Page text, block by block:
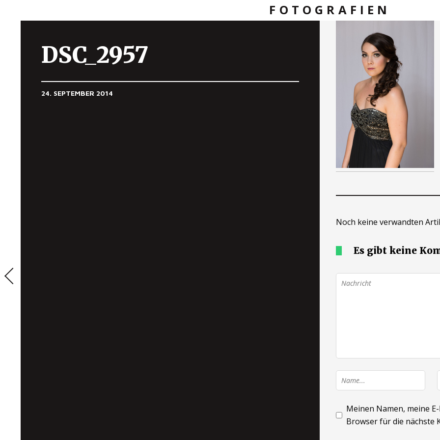
FOTOGRAFIEN
DSC_2957
24. SEPTEMBER 2014
Noch keine verwandten
Es gibt keine
Meinen Namen, meine
Browser für die nächste